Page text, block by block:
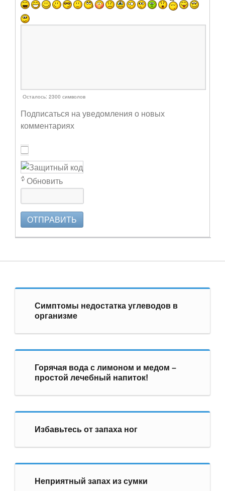
Осталось: 2300 символов
Подписаться на уведомления о новых
комментариях
Обновить
ОТПРАВИТЬ
Симптомы недостатка углеводов в
организме
Горячая вода с лимоном и медом –
простой лечебный напиток!
Избавьтесь от запаха ног
Неприятный запах из сумки